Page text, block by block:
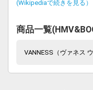
(Wikipediaで続きを見る）
商品一覧
VANNESS（ヴァネス ウ